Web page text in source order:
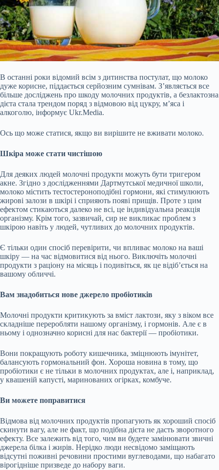
В останні роки відомий всім з дитинства постулат, що молоко
дуже корисне, піддається серйозним сумнівам. З’являється все
більше досліджень про шкоду молочних продуктів, а безлактозна
дієта стала трендом поряд з відмовою від цукру, м’яса і
алкоголю, інформує Ukr.Media.
Ось що може статися, якщо ви вирішите не вживати молоко.
Шкіра може стати чистішою
Для деяких людей молочні продукти можуть бути тригером
акне. Згідно з дослідженнями Дартмутської медичної школи,
молоко містить тестостероноподібні гормони, які стимулюють
жирові залози в шкірі і сприяють появі прищів. Проте з цим
ефектом стикаються далеко не всі, це індивідуальна реакція
організму. Крім того, зазвичай, сир не викликає проблем з
шкірою навіть у людей, чутливих до молочних продуктів.
Є тільки один спосіб перевірити, чи впливає молоко на ваші
шкіру — на час відмовитися від нього. Виключіть молочні
продукти з раціону на місяць і подивіться, як це відіб’ється на
вашому обличчі.
Вам знадобиться нове джерело пробіотиків
Молочні продукти критикують за вміст лактози, яку з віком все
складніше переробляти нашому організму, і гормонів. Але є в
ньому і однозначно корисні для нас бактерії — пробіотики.
Вони покращують роботу кишечника, зміцнюють імунітет,
балансують гормональний фон. Хороша новина в тому, що
пробіотики є не тільки в молочних продуктах, але і, наприклад,
у квашеній капусті, маринованих огірках, комбуче.
Ви можете поправитися
Відмова від молочних продуктів пропагують як хороший спосіб
скинути вагу, але не факт, що подібна дієта не дасть зворотного
ефекту. Все залежить від того, чим ви будете замінювати звичні
джерела білка і жирів. Нерідко люди несвідомо заміщають
відсутні поживні речовини простими вуглеводами, що набагато
вірогідніше призведе до набору ваги.